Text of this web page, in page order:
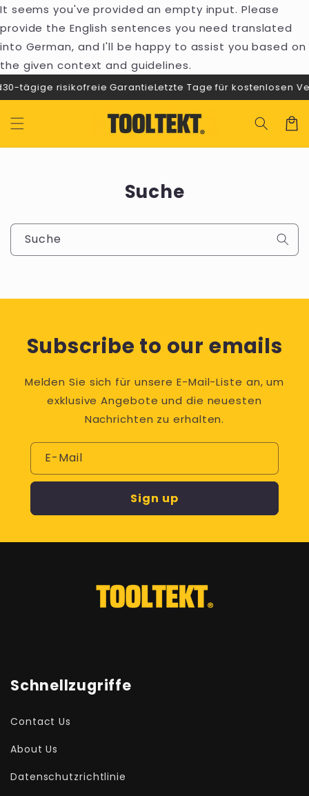
It seems you've provided an empty input. Please
provide the English sentences you need translated
into German, and I'll be happy to assist you based on
the given context and guidelines.
30-tägige risikofreie GarantieLetzte Tage für kostenlosen
Suche
Suche
Subscribe to our emails
Melden Sie sich für unsere E-Mail-Liste an, um
exklusive Angebote und die neuesten
Nachrichten zu erhalten.
E-Mail
Sign up
Schnellzugriffe
Contact Us
About Us
Datenschutzrichtlinie